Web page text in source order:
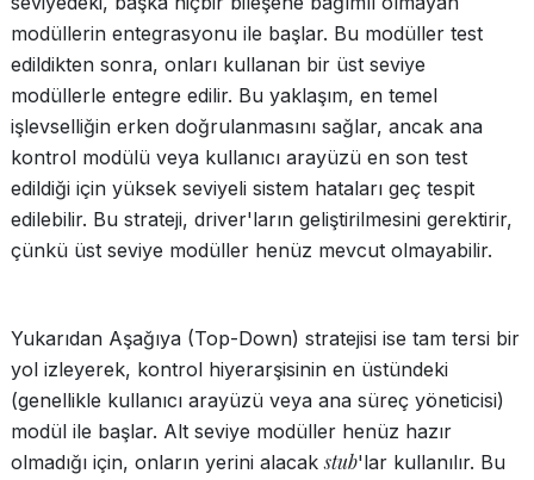
modüllerin entegrasyonu ile başlar. Bu modüller test
edildikten sonra, onları kullanan bir üst seviye
modüllerle entegre edilir. Bu yaklaşım, en temel
işlevselliğin erken doğrulanmasını sağlar, ancak ana
kontrol modülü veya kullanıcı arayüzü en son test
edildiği için yüksek seviyeli sistem hataları geç tespit
edilebilir. Bu strateji, driver'ların geliştirilmesini gerektirir,
çünkü üst seviye modüller henüz mevcut olmayabilir.
Yukarıdan Aşağıya (Top-Down) stratejisi ise tam tersi bir
yol izleyerek, kontrol hiyerarşisinin en üstündeki
(genellikle kullanıcı arayüzü veya ana süreç yöneticisi)
modül ile başlar. Alt seviye modüller henüz hazır
olmadığı için, onların yerini alacakstub'lar kullanılır. Bu